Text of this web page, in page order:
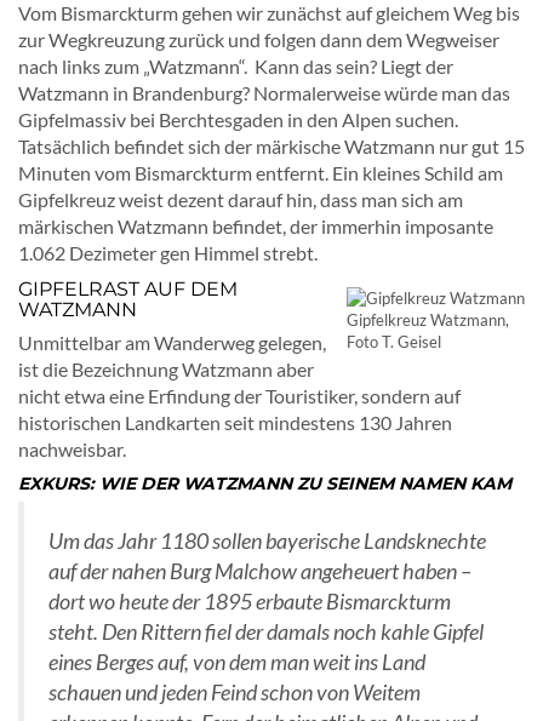
Vom Bismarckturm gehen wir zunächst auf gleichem Weg bis
zur Wegkreuzung zurück und folgen dann dem Wegweiser
nach links zum „Watzmann“. Kann das sein? Liegt der
Watzmann in Brandenburg? Normalerweise würde man das
Gipfelmassiv bei Berchtesgaden in den Alpen suchen.
Tatsächlich befindet sich der märkische Watzmann nur gut 15
Minuten vom Bismarckturm entfernt. Ein kleines Schild am
Gipfelkreuz weist dezent darauf hin, dass man sich am
märkischen Watzmann befindet, der immerhin imposante
1.062 Dezimeter gen Himmel strebt.
Gipfelkreuz Watzmann,
Foto T. Geisel
GIPFELRAST AUF DEM
WATZMANN
Unmittelbar am Wanderweg gelegen,
ist die Bezeichnung Watzmann aber
nicht etwa eine Erfindung der Touristiker, sondern auf
historischen Landkarten seit mindestens 130 Jahren
nachweisbar.
EXKURS: WIE DER WATZMANN ZU SEINEM NAMEN KAM
Um das Jahr 1180 sollen bayerische Landsknechte
auf der nahen Burg Malchow angeheuert haben –
dort wo heute der 1895 erbaute Bismarckturm
steht. Den Rittern fiel der damals noch kahle Gipfel
eines Berges auf, von dem man weit ins Land
schauen und jeden Feind schon von Weitem